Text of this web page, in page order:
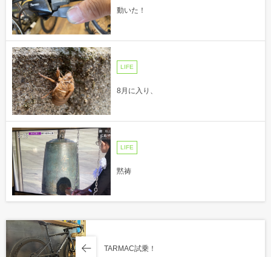
動いた！
LIFE
8月に入り、
LIFE
黙祷
TARMAC試乗！